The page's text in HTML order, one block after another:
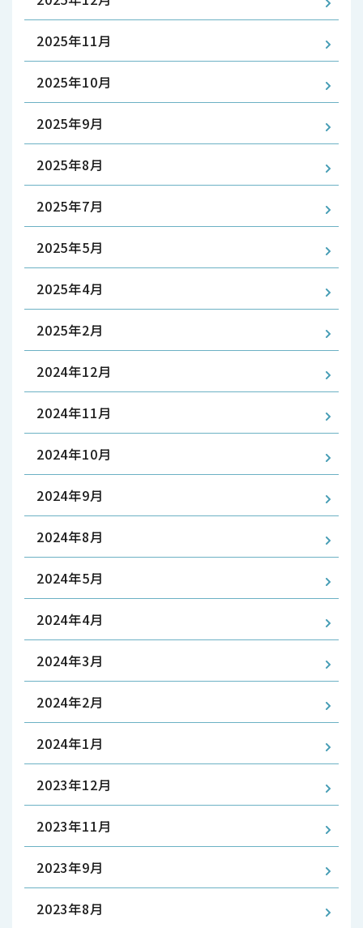
2025年11月
2025年10月
2025年9月
2025年8月
2025年7月
2025年5月
2025年4月
2025年2月
2024年12月
2024年11月
2024年10月
2024年9月
2024年8月
2024年5月
2024年4月
2024年3月
2024年2月
2024年1月
2023年12月
2023年11月
2023年9月
2023年8月